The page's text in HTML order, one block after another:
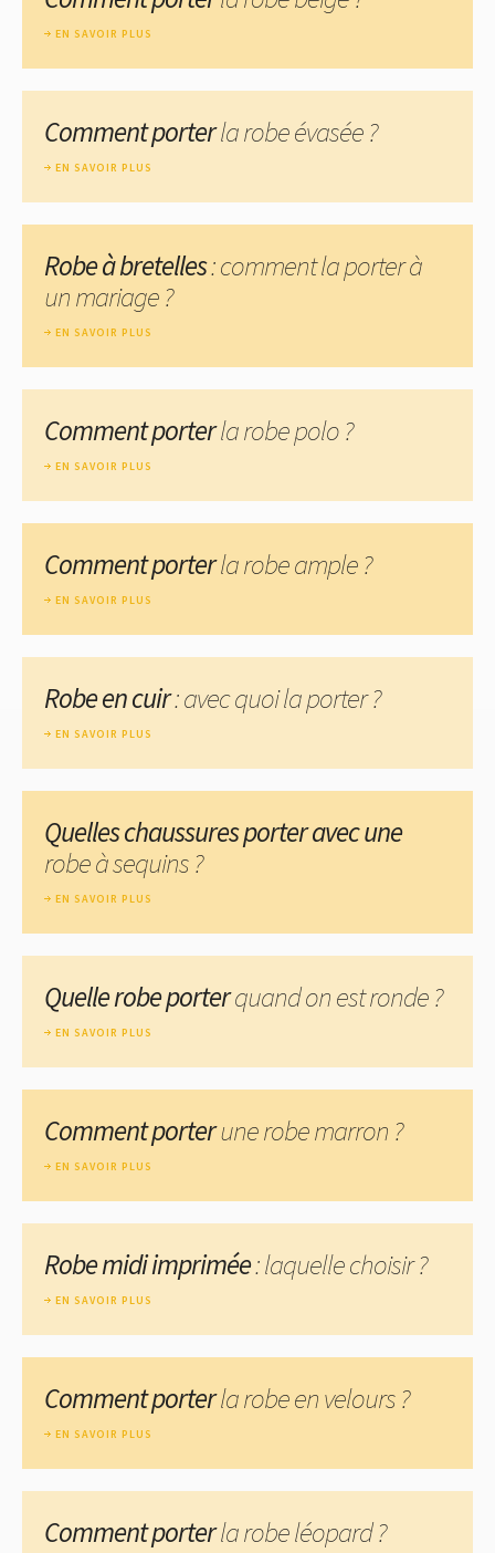
EN SAVOIR PLUS
Comment porterla robe évasée ?
EN SAVOIR PLUS
Robe à bretelles: comment la porter à
un mariage ?
EN SAVOIR PLUS
Comment porterla robe polo ?
EN SAVOIR PLUS
Comment porterla robe ample ?
EN SAVOIR PLUS
Robe en cuir: avec quoi la porter ?
EN SAVOIR PLUS
Quelles chaussures porter avec une
robe à sequins ?
EN SAVOIR PLUS
Quelle robe porterquand on est ronde ?
EN SAVOIR PLUS
Comment porterune robe marron ?
EN SAVOIR PLUS
Robe midi imprimée: laquelle choisir ?
EN SAVOIR PLUS
Comment porterla robe en velours ?
EN SAVOIR PLUS
Comment porterla robe léopard ?